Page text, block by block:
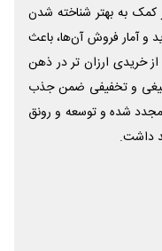
کمک به بهتر شناخته شدن
و آمار فروش آن‌ها، باعث
خریدی ارزان تر در ذهن
و تخفیفی ضمن جذب
شده و توسعه و رونق
داشت.